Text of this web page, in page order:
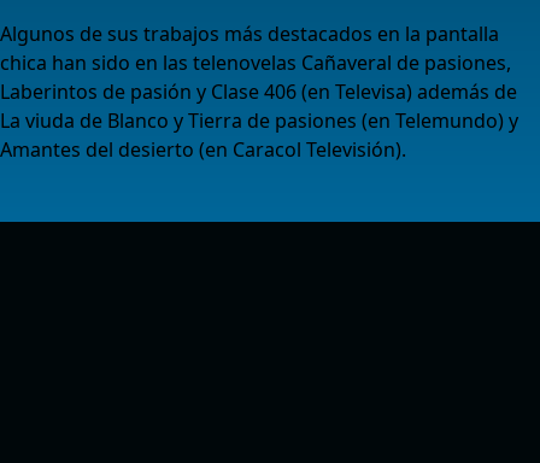
Algunos de sus trabajos más destacados en la pantalla
chica han sido en las telenovelas Cañaveral de pasiones,
Laberintos de pasión y Clase 406 (en Televisa) además de
La viuda de Blanco y Tierra de pasiones (en Telemundo) y
Amantes del desierto (en Caracol Televisión).